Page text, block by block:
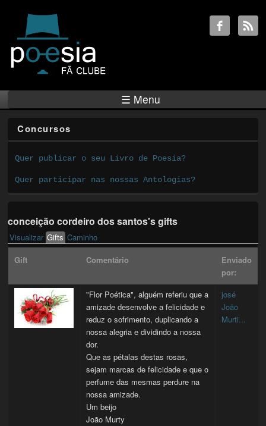
☰ Menu
Concursos
Quer publicar o seu Livro de Poesia?
Quer participar nas nossas Antologias?
conceição cordeiro dos santos's gifts
Primary tabs
Visualizar Gifts (active tab)
Caminho
Gift
Comentário
Enviado
por:
"Flor Poética", alguém referiu que a
amizade desenvolve a felicidade e
reduz o sofrimento, duplicando a
nossa alegria e dividindo a nossa
dor.
Que as pétalas destas rosas,
sejam marcas de felicidade e que o
perfume das mesmas perdure na
nossa amizade.
Um beijo
João Murty
josé
João
Murti...